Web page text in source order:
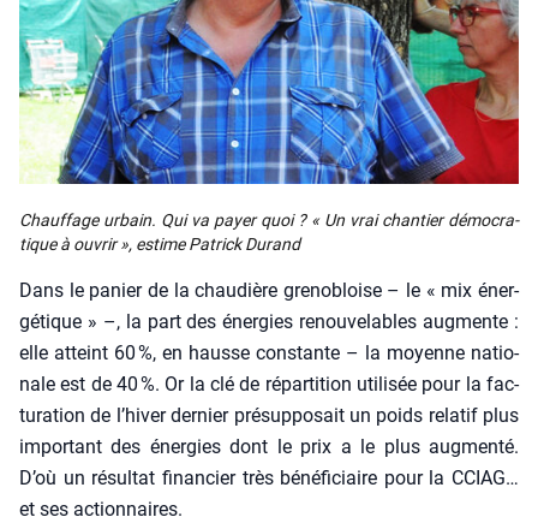
Chauf­fage urbain. Qui va payer quoi ? « Un vrai chan­tier démo­cra­
tique à ouvrir », estime Patrick Durand
Dans le panier de la chau­dière gre­no­bloise – le « mix éner­
gé­tique » –, la part des éner­gies renou­ve­lables aug­mente :
elle atteint 60 %, en hausse constante – la moyenne natio­
nale est de 40 %. Or la clé de répar­ti­tion uti­li­sée pour la fac­
tu­ra­tion de l’hiver der­nier pré­sup­po­sait un poids rela­tif plus
impor­tant des éner­gies dont le prix a le plus aug­men­té.
D’où un résul­tat finan­cier très béné­fi­ciaire pour la CCIAG…
et ses action­naires.